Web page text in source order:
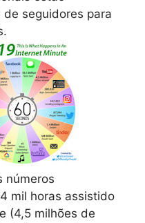
seguidores para
números
mil horas assistido
(4,5 milhões de